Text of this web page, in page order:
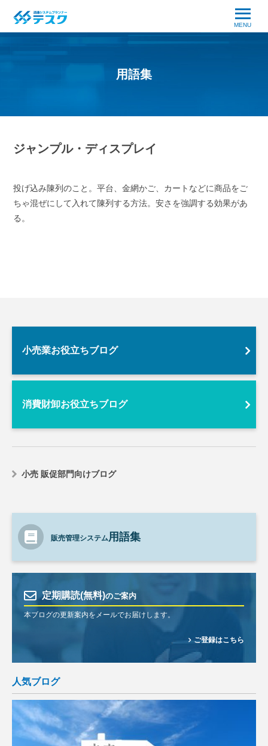
MENU
用語集
ジャンプル・ディスプレイ
投げ込み陳列のこと。平台、金網かご、カートなどに商品をご
ちゃ混ぜにして入れて陳列する方法。安さを強調する効果があ
る。
小売業お役立ちブログ
消費財卸お役立ちブログ
小売 販促部門向けブログ
販売管理システム用語集
定期購読(無料)のご案内
本ブログの更新案内をメールでお届けします。
ご登録はこちら
人気ブログ